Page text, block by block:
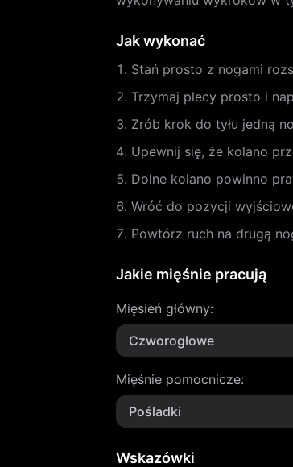
Jak wykonać
Stań prosto z nogami
Trzymaj plecy prosto i
Zrób krok do tyłu jedną
Upewnij się, że kolano
Dolne kolano powinno
Wróć do pozycji
Powtórz ruch na drugą
Jakie mięśnie pracują
Mięsień główny:
Czworogłowe
Mięśnie pomocnicze:
Pośladki
Wskazówki